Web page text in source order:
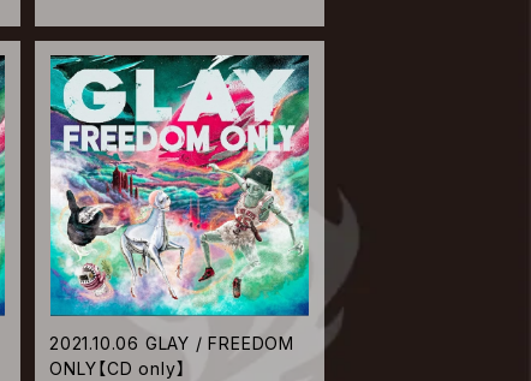
2021.10.06 GLAY / FREEDOM
ONLY【CD only】